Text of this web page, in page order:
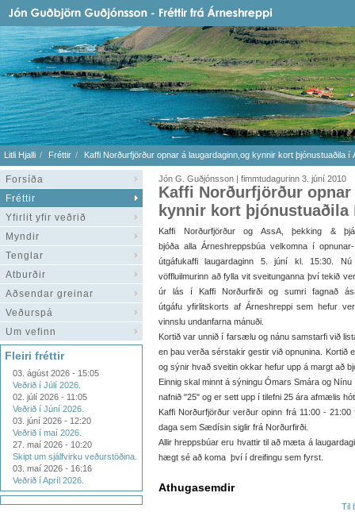
Litli Hjalli Fréttir Kaffi Norðurfjörður opnar á laugardaginn,og kynnir kort þjónustuaðila í
Forsíða
Fréttir
Yfirlit yfir veðrið
Myndir
Tenglar
Atburðir
Aðsendar greinar
Veðurspá
Um vefinn
Fleiri fréttir
03. ágúst 2026 - 15:05
Veðrið í Júlí 2026.
02. júlí 2026 - 11:05
Veðrið í Júní 2026.
03. júní 2026 - 12:20
Veðrið í maí 2026.
27. maí 2026 - 10:20
Skipt um sjálfvirku veðurstöðina.
03. maí 2026 - 16:16
Veðrið í Apríl 2026.
Jón G. Guðjónsson | fimmtudagurinn 3. júní 2010
Kaffi Norðurfjörður
kynnir kort þjónustuaðila
Kaffi Norðurfjörður og AssA, þekking &
bjóða alla Árneshreppsbúa velkomna í
útgáfukaffi laugardaginn 5. júní kl. 15:30.
vöffluilmurinn að fylla vit sveitunganna því tekið
úr lás í Kaffi Norðurfirði og sumri fagnað
útgáfu yfirlitskorts af Árneshreppi sem hefur
vinnslu undanfarna mánuði.
Kortið var unnið í farsælu og nánu samstarfi við
en þau verða sérstakir gestir við opnunina. Kortið
og sýnir hvað sveitin okkar hefur upp á margt að
Einnig skal minnt á sýningu Ómars Smára og
nafnið "25" og er sett upp í tilefni 25 ára afmælis
Kaffi Norðurfjörður verður opinn frá 11:00 -
daga sem Sædísin siglir frá Norðurfirði.
Allir hreppsbúar eru hvattir til að mæta á
hægt sé að koma því í dreifingu sem fyrst.
Athugasemdir
Til